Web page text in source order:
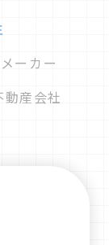
ーカー
動産会社